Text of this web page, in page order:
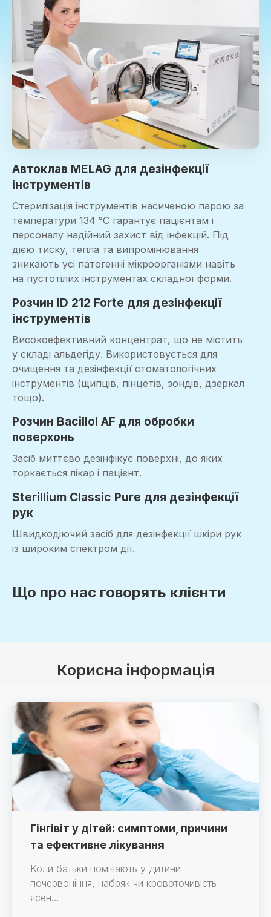
Автоклав MELAG для дезінфекції
інструментів
Стерилізація інструментів насиченою парою за
температури 134 °C гарантує пацієнтам і
персоналу надійний захист від інфекцій. Під
дією тиску, тепла та випромінювання
зникають усі патогенні мікроорганізми навіть
на пустотілих інструментах складної форми.
Розчин ID 212 Forte для дезінфекції
інструментів
Високоефективний концентрат, що не містить
у складі альдегіду. Використовується для
очищення та дезінфекції стоматологічних
інструментів (щипців, пінцетів, зондів, дзеркал
тощо).
Розчин Bacillol AF для обробки
поверхонь
Засіб миттєво дезінфікує поверхні, до яких
торкається лікар і пацієнт.
Sterillium Classic Pure для дезінфекції
рук
Швидкодіючий засіб для дезінфекції шкіри рук
із широким спектром дії.
Що про нас говорять клієнти
Корисна інформація
Гінгівіт у дітей: симптоми, причини
та ефективне лікування
Коли батьки помічають у дитини
почервоніння, набряк чи кровоточивість
ясен…